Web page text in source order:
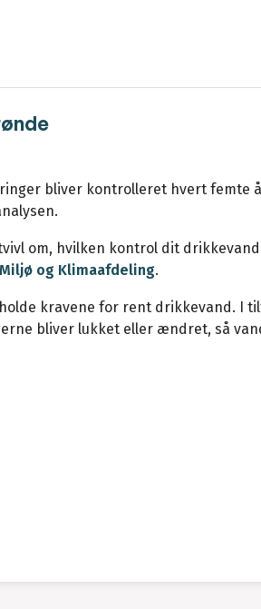
bliver kontrolleret hvert femte
om, hvilken kontrol dit
og Klimaafdeling.
kravene for rent drikkevand. I
bliver lukket eller ændret, så